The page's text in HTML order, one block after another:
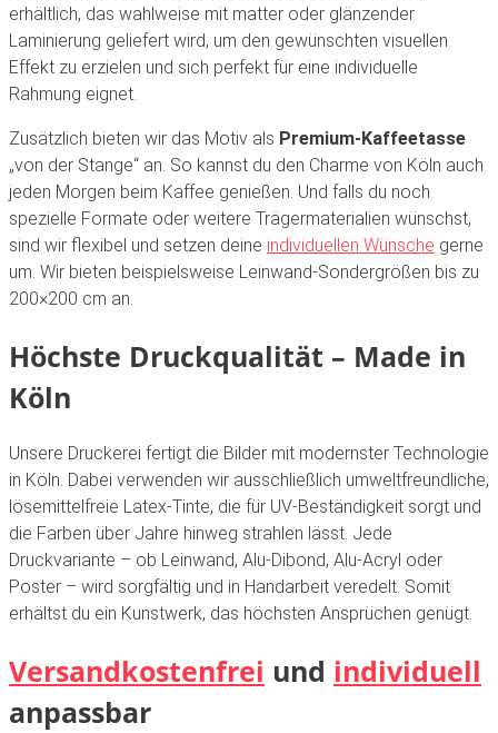
erhältlich, das wahlweise mit matter oder glänzender
Laminierung geliefert wird, um den gewünschten visuellen
Effekt zu erzielen und sich perfekt für eine individuelle
Rahmung eignet.
Zusätzlich bieten wir das Motiv als Premium-Kaffeetasse
„von der Stange“ an. So kannst du den Charme von Köln auch
jeden Morgen beim Kaffee genießen. Und falls du noch
spezielle Formate oder weitere Trägermaterialien wünschst,
sind wir flexibel und setzen deine individuellen Wünsche gerne
um. Wir bieten beispielsweise Leinwand-Sondergrößen bis zu
200×200 cm an.
Höchste Druckqualität – Made in
Köln
Unsere Druckerei fertigt die Bilder mit modernster Technologie
in Köln. Dabei verwenden wir ausschließlich umweltfreundliche,
lösemittelfreie Latex-Tinte, die für UV-Beständigkeit sorgt und
die Farben über Jahre hinweg strahlen lässt. Jede
Druckvariante – ob Leinwand, Alu-Dibond, Alu-Acryl oder
Poster – wird sorgfältig und in Handarbeit veredelt. Somit
erhältst du ein Kunstwerk, das höchsten Ansprüchen genügt.
Versandkostenfrei und individuell
anpassbar